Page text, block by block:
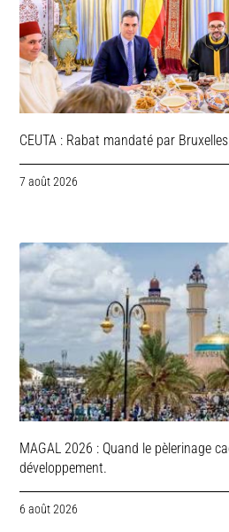
CEUTA : Rabat mandaté par
7 août 2026
MAGAL 2026 : Quand le pèlerinage
développement.
6 août 2026